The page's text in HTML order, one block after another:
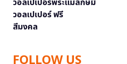
วอลเปเปอร์พระแม่ลักษมี
วอลเปเปอร์ ฟรี
สีมงคล